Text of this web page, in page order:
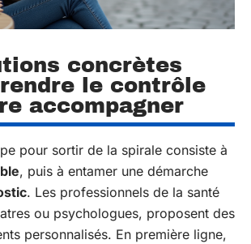
concrètes
le contrôle
accompagner
pour sortir de la spirale consiste à
, puis à entamer une démarche
. Les professionnels de la santé
ou psychologues, proposent des
personnalisés. En première ligne,